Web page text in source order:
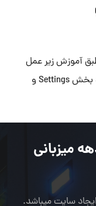
آموزش زیر عمل
نمایید : 1- پس از ورود به اکانت gmail وارد بخش Settings و
میزبانی
سایت میباشد.